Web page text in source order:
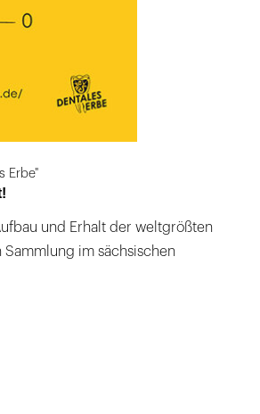
Erbe"
und Erhalt der weltgrößten
im sächsischen